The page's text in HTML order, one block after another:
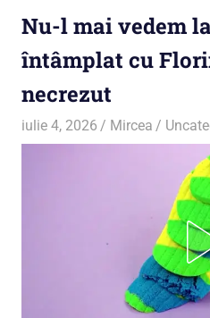
Nu-l mai vedem
întâmplat cu
necrezut
iulie 4, 2026 Mircea